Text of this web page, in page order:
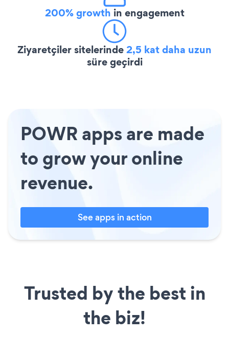
200% growth in engagement
Ziyaretçiler sitelerinde2,5 kat daha uzun
süre geçirdi
POWR apps are made
to grow your online
revenue.
See apps in action
Trusted by the best in
the biz!